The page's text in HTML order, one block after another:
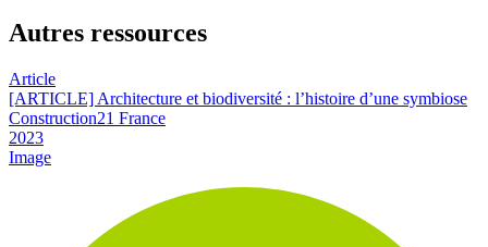
Autres ressources
Article
[ARTICLE] Architecture et biodiversité : l’histoire d’une symbiose
Construction21 France
2023
Image